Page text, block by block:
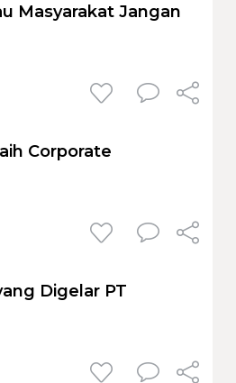
Masyarakat Jangan
Corporate
Digelar PT